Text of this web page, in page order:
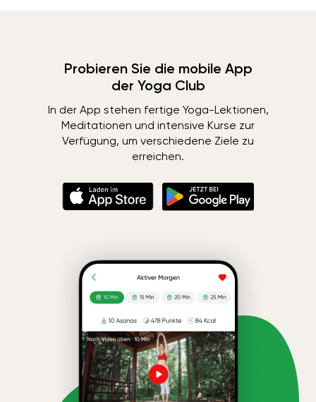
Probieren Sie die mobile App
der Yoga Club
In der App stehen fertige Yoga-Lektionen,
Meditationen und intensive Kurse zur
Verfügung, um verschiedene Ziele zu
erreichen.